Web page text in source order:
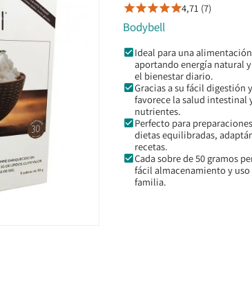
4,71 (7)
Bodybell
Ideal para una
aportando energía natural
el bienestar diario.
Gracias a su fácil digestión
favorece la salud intestinal
nutrientes.
Perfecto para
dietas equilibradas,
recetas.
Cada sobre de 50 gramos
fácil almacenamiento y
familia.